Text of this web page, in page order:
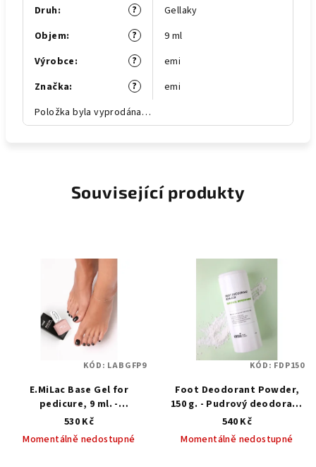
?
Druh:
Gellaky
?
Objem:
9 ml
?
Výrobce:
emi
?
Značka:
emi
Položka byla vyprodána…
Související produkty
E.MiLac Base Gel for
pedicure, 9 ml. -
Podkladová báze pro
pedikúru
530 Kč
Momentálně nedostupné
KÓD: LABGFP9
Foot Deodorant Powder,
150 g. - Pudrový deodorant
na nohy
540 Kč
Momentálně nedostupné
KÓD: FDP150